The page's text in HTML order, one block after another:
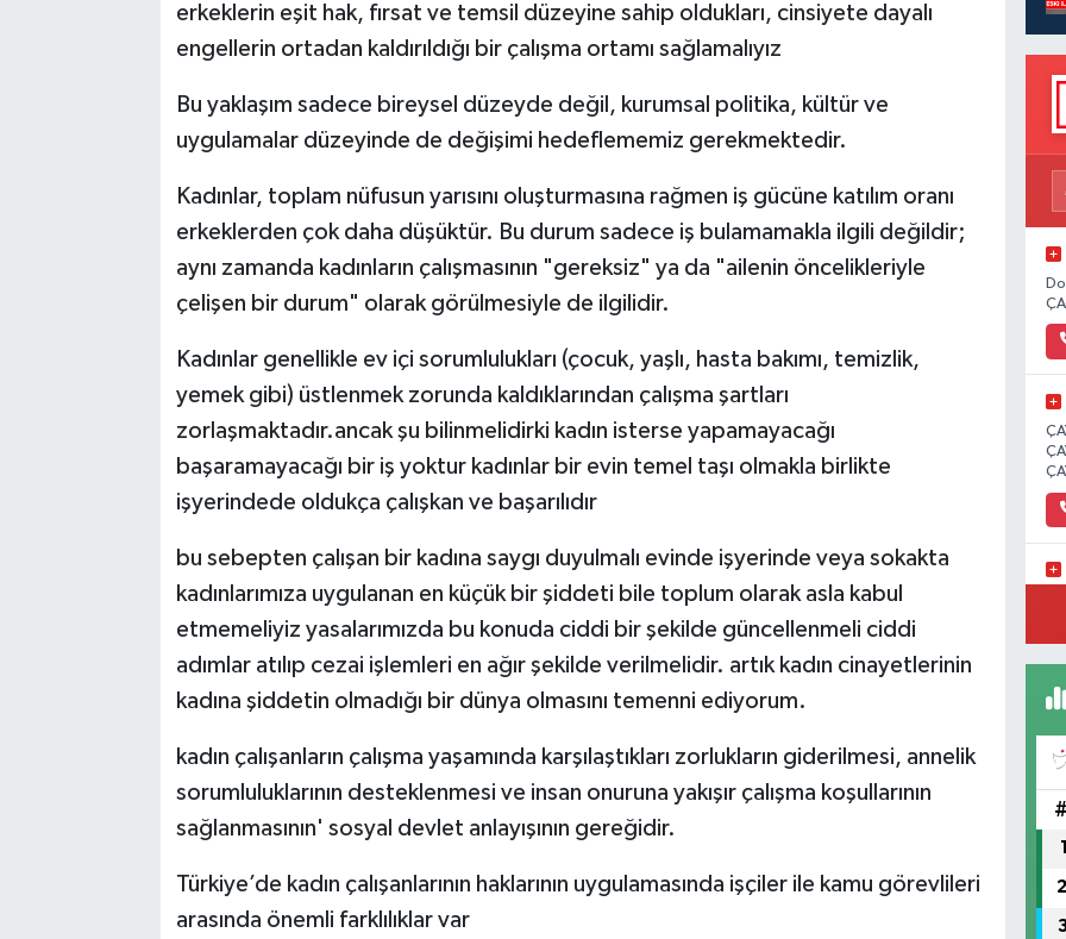
erkeklerin eşit hak, fırsat ve temsil düzeyine sahip oldukları, cinsiyete dayalı
engellerin ortadan kaldırıldığı bir çalışma ortamı sağlamalıyız
Bu yaklaşım sadece bireysel düzeyde değil, kurumsal politika, kültür ve
uygulamalar düzeyinde de değişimi hedeflememiz gerekmektedir.
Kadınlar, toplam nüfusun yarısını oluşturmasına rağmen iş gücüne katılım oranı
erkeklerden çok daha düşüktür. Bu durum sadece iş bulamamakla ilgili değildir;
aynı zamanda kadınların çalışmasının "gereksiz" ya da "ailenin öncelikleriyle
çelişen bir durum" olarak görülmesiyle de ilgilidir.
Kadınlar genellikle ev içi sorumlulukları (çocuk, yaşlı, hasta bakımı, temizlik,
yemek gibi) üstlenmek zorunda kaldıklarından çalışma şartları
zorlaşmaktadır.ancak şu bilinmelidirki kadın isterse yapamayacağı
başaramayacağı bir iş yoktur kadınlar bir evin temel taşı olmakla birlikte
işyerindede oldukça çalışkan ve başarılıdır
bu sebepten çalışan bir kadına saygı duyulmalı evinde işyerinde veya sokakta
kadınlarımıza uygulanan en küçük bir şiddeti bile toplum olarak asla kabul
etmemeliyiz yasalarımızda bu konuda ciddi bir şekilde güncellenmeli ciddi
adımlar atılıp cezai işlemleri en ağır şekilde verilmelidir. artık kadın cinayetlerinin
kadına şiddetin olmadığı bir dünya olmasını temenni ediyorum.
kadın çalışanların çalışma yaşamında karşılaştıkları zorlukların giderilmesi, annelik
sorumluluklarının desteklenmesi ve insan onuruna yakışır çalışma koşullarının
sağlanmasının' sosyal devlet anlayışının gereğidir.
Türkiye’de kadın çalışanlarının haklarının uygulamasında işçiler ile kamu görevlileri
arasında önemli farklılıklar var
#
1
2